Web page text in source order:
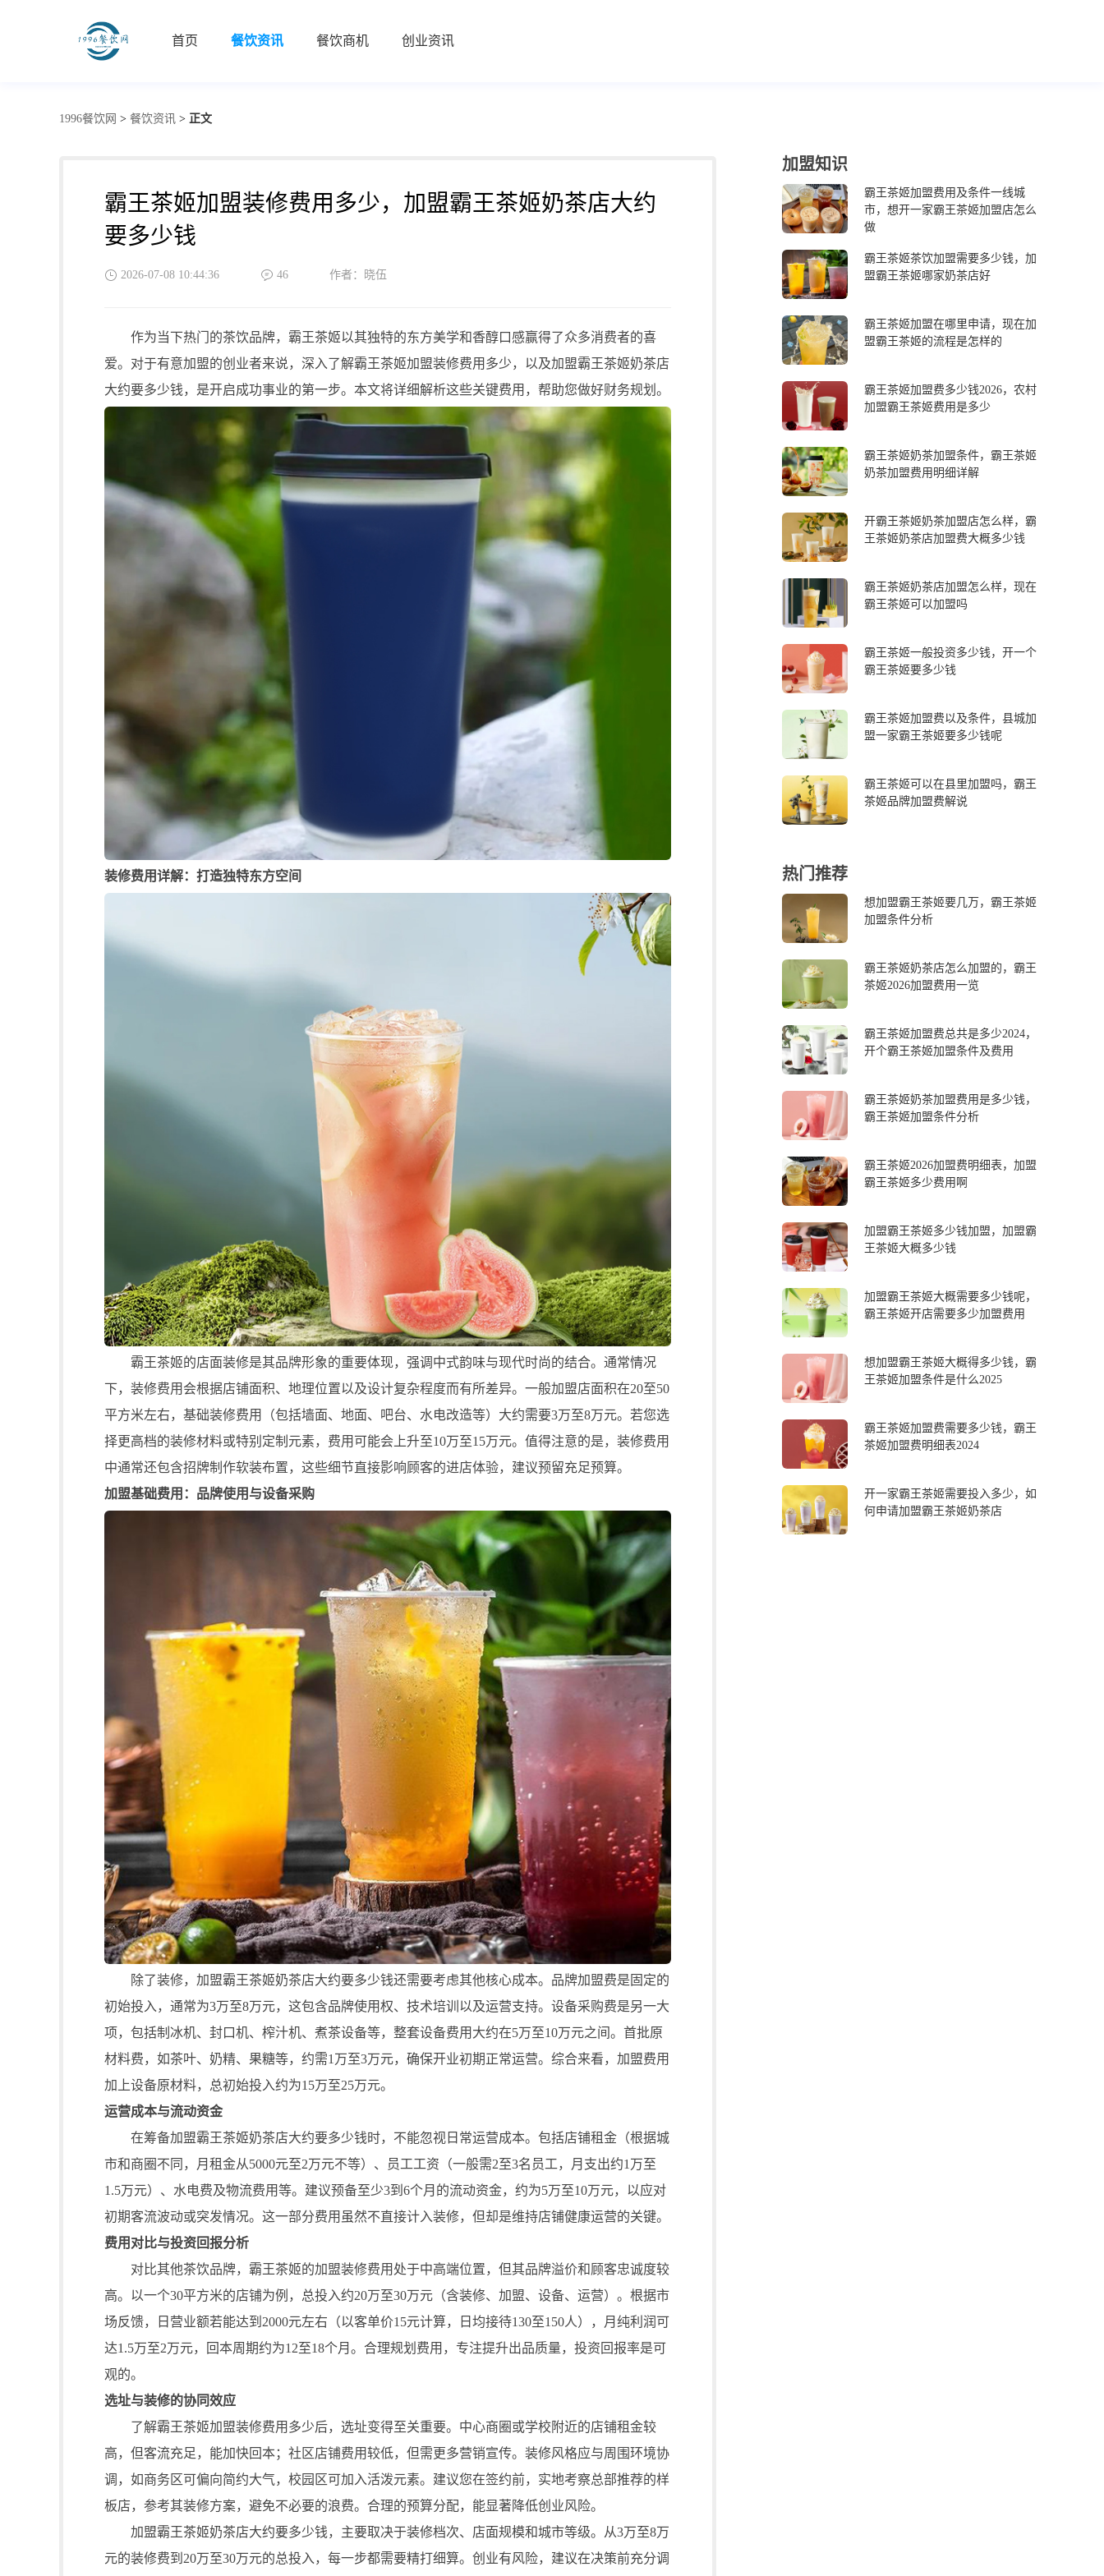
首页 餐饮资讯 餐饮商机 创业资讯
1996餐饮网 > 餐饮资讯 > 正文
霸王茶姬加盟装修费用多少，加盟霸王茶姬奶茶店大约
要多少钱
2026-07-08 10:44:36 46 作者：晓伍
作为当下热门的茶饮品牌，霸王茶姬以其独特的东方美学和香醇口感赢得了众多消费者的喜
爱。对于有意加盟的创业者来说，深入了解霸王茶姬加盟装修费用多少，以及加盟霸王茶姬奶茶店
大约要多少钱，是开启成功事业的第一步。本文将详细解析这些关键费用，帮助您做好财务规划。
装修费用详解：打造独特东方空间
霸王茶姬的店面装修是其品牌形象的重要体现，强调中式韵味与现代时尚的结合。通常情况
下，装修费用会根据店铺面积、地理位置以及设计复杂程度而有所差异。一般加盟店面积在20至50
平方米左右，基础装修费用（包括墙面、地面、吧台、水电改造等）大约需要3万至8万元。若您选
择更高档的装修材料或特别定制元素，费用可能会上升至10万至15万元。值得注意的是，装修费用
中通常还包含招牌制作软装布置，这些细节直接影响顾客的进店体验，建议预留充足预算。
加盟基础费用：品牌使用与设备采购
除了装修，加盟霸王茶姬奶茶店大约要多少钱还需要考虑其他核心成本。品牌加盟费是固定的
初始投入，通常为3万至8万元，这包含品牌使用权、技术培训以及运营支持。设备采购费是另一大
项，包括制冰机、封口机、榨汁机、煮茶设备等，整套设备费用大约在5万至10万元之间。首批原
材料费，如茶叶、奶精、果糖等，约需1万至3万元，确保开业初期正常运营。综合来看，加盟费用
加上设备原材料，总初始投入约为15万至25万元。
运营成本与流动资金
在筹备加盟霸王茶姬奶茶店大约要多少钱时，不能忽视日常运营成本。包括店铺租金（根据城
市和商圈不同，月租金从5000元至2万元不等）、员工工资（一般需2至3名员工，月支出约1万至
1.5万元）、水电费及物流费用等。建议预备至少3到6个月的流动资金，约为5万至10万元，以应对
初期客流波动或突发情况。这一部分费用虽然不直接计入装修，但却是维持店铺健康运营的关键。
费用对比与投资回报分析
对比其他茶饮品牌，霸王茶姬的加盟装修费用处于中高端位置，但其品牌溢价和顾客忠诚度较
高。以一个30平方米的店铺为例，总投入约20万至30万元（含装修、加盟、设备、运营）。根据市
场反馈，日营业额若能达到2000元左右（以客单价15元计算，日均接待130至150人），月纯利润可
达1.5万至2万元，回本周期约为12至18个月。合理规划费用，专注提升出品质量，投资回报率是可
观的。
选址与装修的协同效应
了解霸王茶姬加盟装修费用多少后，选址变得至关重要。中心商圈或学校附近的店铺租金较
高，但客流充足，能加快回本；社区店铺费用较低，但需更多营销宣传。装修风格应与周围环境协
调，如商务区可偏向简约大气，校园区可加入活泼元素。建议您在签约前，实地考察总部推荐的样
板店，参考其装修方案，避免不必要的浪费。合理的预算分配，能显著降低创业风险。
加盟霸王茶姬奶茶店大约要多少钱，主要取决于装修档次、店面规模和城市等级。从3万至8万
元的装修费到20万至30万元的总投入，每一步都需要精打细算。创业有风险，建议在决策前充分调
加盟知识
霸王茶姬加盟费用及条件一线城
市，想开一家霸王茶姬加盟店怎么
做
霸王茶姬茶饮加盟需要多少钱，加
盟霸王茶姬哪家奶茶店好
霸王茶姬加盟在哪里申请，现在加
盟霸王茶姬的流程是怎样的
霸王茶姬加盟费多少钱2026，农村
加盟霸王茶姬费用是多少
霸王茶姬奶茶加盟条件，霸王茶姬
奶茶加盟费用明细详解
开霸王茶姬奶茶加盟店怎么样，霸
王茶姬奶茶店加盟费大概多少钱
霸王茶姬奶茶店加盟怎么样，现在
霸王茶姬可以加盟吗
霸王茶姬一般投资多少钱，开一个
霸王茶姬要多少钱
霸王茶姬加盟费以及条件，县城加
盟一家霸王茶姬要多少钱呢
霸王茶姬可以在县里加盟吗，霸王
茶姬品牌加盟费解说
热门推荐
想加盟霸王茶姬要几万，霸王茶姬
加盟条件分析
霸王茶姬奶茶店怎么加盟的，霸王
茶姬2026加盟费用一览
霸王茶姬加盟费总共是多少2024，
开个霸王茶姬加盟条件及费用
霸王茶姬奶茶加盟费用是多少钱，
霸王茶姬加盟条件分析
霸王茶姬2026加盟费明细表，加盟
霸王茶姬多少费用啊
加盟霸王茶姬多少钱加盟，加盟霸
王茶姬大概多少钱
加盟霸王茶姬大概需要多少钱呢，
霸王茶姬开店需要多少加盟费用
想加盟霸王茶姬大概得多少钱，霸
王茶姬加盟条件是什么2025
霸王茶姬加盟费需要多少钱，霸王
茶姬加盟费明细表2024
开一家霸王茶姬需要投入多少，如
何申请加盟霸王茶姬奶茶店